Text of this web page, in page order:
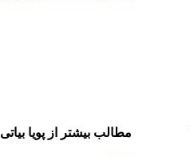
مطالب بیشتر از پویا بیاتی